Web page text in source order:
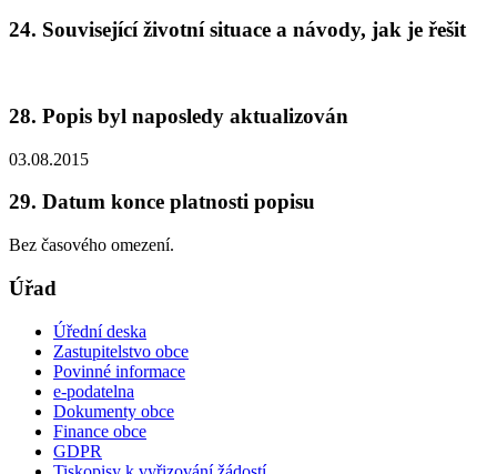
24. Související životní situace a návody, jak je řešit
28. Popis byl naposledy aktualizován
03.08.2015
29. Datum konce platnosti popisu
Bez časového omezení.
Úřad
Úřední deska
Zastupitelstvo obce
Povinné informace
e-podatelna
Dokumenty obce
Finance obce
GDPR